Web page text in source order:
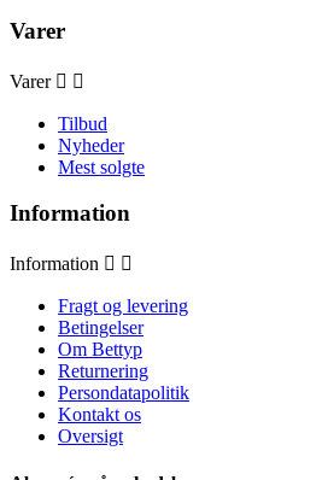
Varer
Varer  
Tilbud
Nyheder
Mest solgte
Information
Information  
Fragt og levering
Betingelser
Om Bettyp
Returnering
Persondatapolitik
Kontakt os
Oversigt